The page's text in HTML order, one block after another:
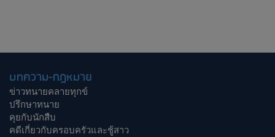
บทความ-กฎหมาย
ข่าวทนายคลายทุกข์
ปรึกษาทนาย
คุยกับนักสืบ
คดีเกี่ยวกับครอบครัวและชู้สาว